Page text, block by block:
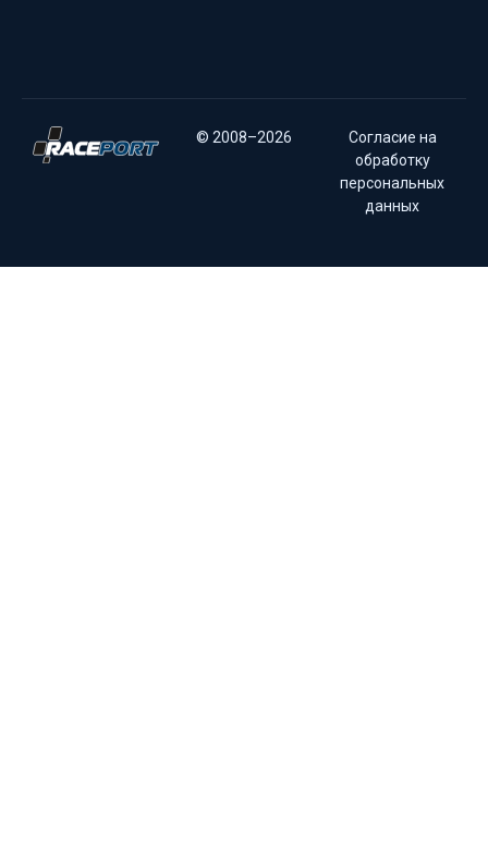
© 2008–2026
Согласие на
обработку
персональных
данных